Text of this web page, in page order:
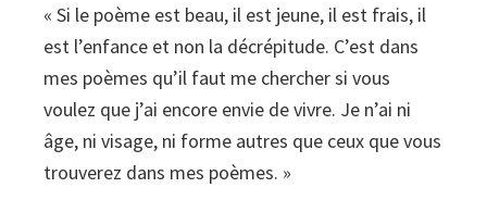
« Si le poème est beau, il est jeune, il est frais, il
est l’enfance et non la décrépitude. C’est dans
mes poèmes qu’il faut me chercher si vous
voulez que j’ai encore envie de vivre. Je n’ai ni
âge, ni visage, ni forme autres que ceux que vous
trouverez dans mes poèmes. »